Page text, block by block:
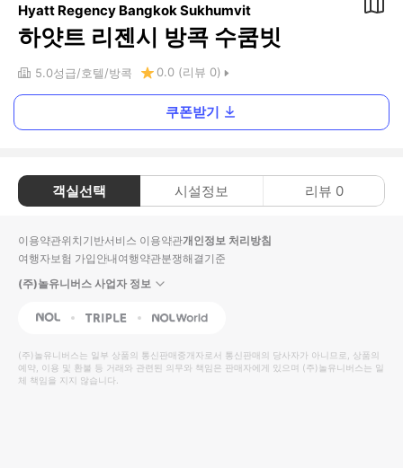
Hyatt Regency Bangkok Sukhumvit
하얏트 리젠시 방콕 수쿰빗
5.0성급 호텔 방콕 0.0 (리뷰 0)
쿠폰받기
객실선택 시설정보 리뷰 0
이용약관위치기반서비스 이용약관개인정보 처리방침
여행자보험 가입안내여행약관분쟁해결기준
(주)놀유니버스 사업자 정보
NOL Triple Interpark Global
(주)놀유니버스는 일부 상품의 통신판매중개자로서 통신판매의 당사자가 아니므로, 상품의
예약, 이용 및 환불 등 거래와 관련된 의무와 책임은 판매자에게 있으며 (주)놀유니버스는 일
체 책임을 지지 않습니다.